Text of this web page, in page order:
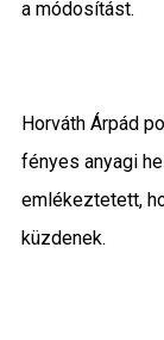
a módosítást.
Horváth Árpád
fényes anyagi
emlékeztetett,
küzdenek.